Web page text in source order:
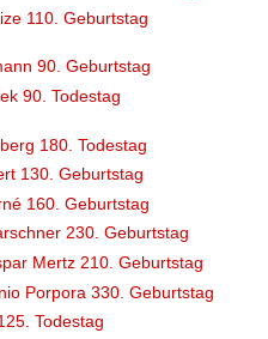
110. Geburtstag
90. Geburtstag
90. Todestag
180. Todestag
130. Geburtstag
160. Geburtstag
230. Geburtstag
Mertz 210. Geburtstag
Porpora 330. Geburtstag
Todestag